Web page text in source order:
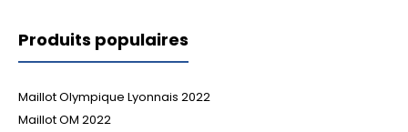
Produits populaires
Maillot Olympique Lyonnais 2022
Maillot OM 2022